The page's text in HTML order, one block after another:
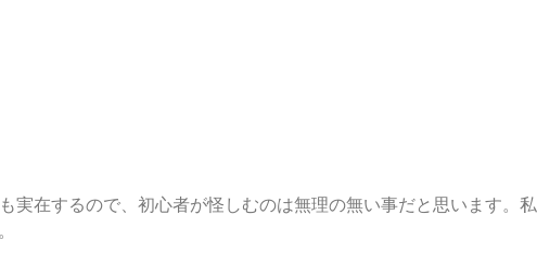
実在するので、初心者が怪しむのは無理の無い事だと思います。私